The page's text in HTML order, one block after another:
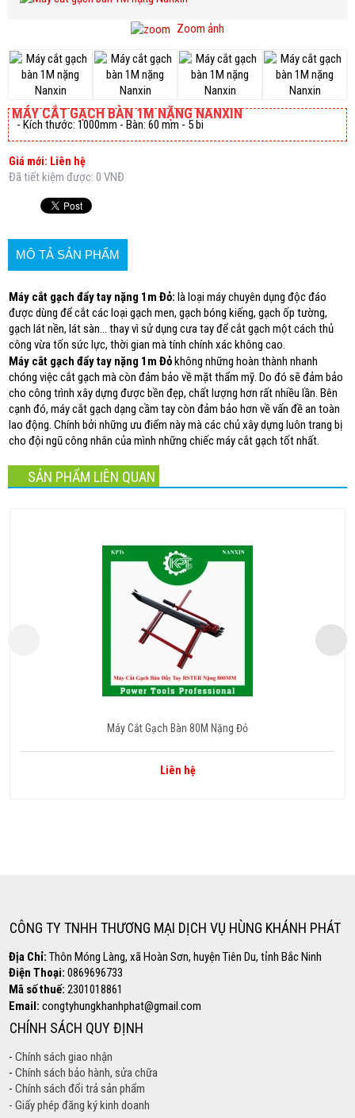
Zoom ảnh
MÁY CẮT GẠCH BÀN 1M NẶNG NANXIN
- Kích thước: 1000mm - Bàn: 60 mm - 5 bi
Giá mới: Liên hệ
Đã tiết kiệm được: 0 VNĐ
MÔ TẢ SẢN PHẨM
Máy cắt gạch đẩy tay nặng 1m Đỏ: là loại máy chuyên dụng độc đáo
được dùng để cắt các loại gạch men, gạch bóng kiếng, gạch ốp tường,
gạch lát nền, lát sàn… thay vì sử dụng cưa tay để cắt gạch một cách thủ
công vừa tốn sức lực, thời gian mà tính chính xác không cao.
Máy cắt gạch đẩy tay nặng 1m Đỏ không những hoàn thành nhanh
chóng việc cắt gạch mà còn đảm bảo về mặt thẩm mỹ. Do đó sẽ đảm bảo
cho công trình xây dựng được bền đẹp, chất lượng hơn rất nhiều lần. Bên
cạnh đó, máy cắt gạch dạng cầm tay còn đảm bảo hơn về vấn đề an toàn
lao động. Chính bởi những ưu điểm này mà các chủ xây dựng luôn trang bị
cho đội ngũ công nhân của mình những chiếc máy cắt gạch tốt nhất.
SẢN PHẨM LIÊN QUAN
Máy Cắt Gạch Bàn 80M Nặng Đỏ
Liên hệ
CÔNG TY TNHH THƯƠNG MẠI DỊCH VỤ HÙNG KHÁNH PHÁT
Địa Chỉ: Thôn Móng Làng, xã Hoàn Sơn, huyện Tiên Du, tỉnh Bắc Ninh
Điện Thoại: 0869696733
Mã số thuế: 2301018861
Email: congtyhungkhanhphat@gmail.com
CHÍNH SÁCH QUY ĐỊNH
- Chính sách giao nhận
- Chính sách bảo hành, sửa chữa
- Chính sách đổi trả sản phẩm
- Giấy phép đăng ký kinh doanh